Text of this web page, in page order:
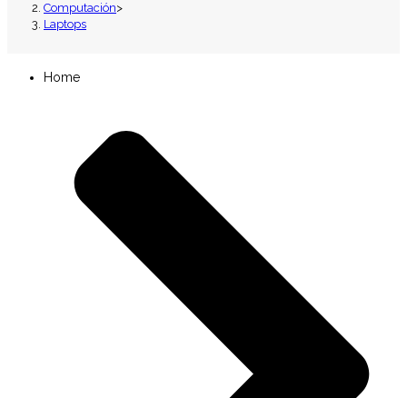
Computación>
Laptops
Home